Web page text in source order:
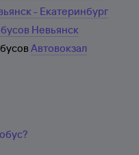
- Екатеринбург
Невьянск
Автовокзал